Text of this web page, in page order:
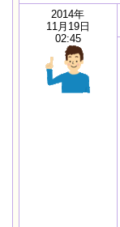
2014年
11月19日
02:45